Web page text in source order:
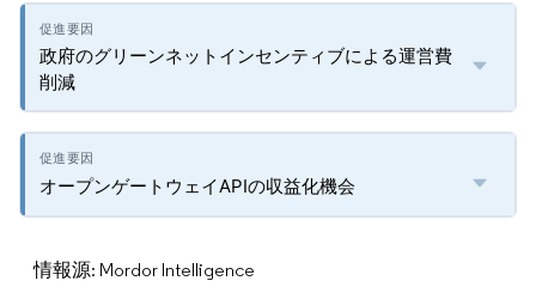
政府のグリーンネットインセンティブによる運営費
削減
オープンゲートウェイAPIの収益化機会
情報源: Mordor Intelligence